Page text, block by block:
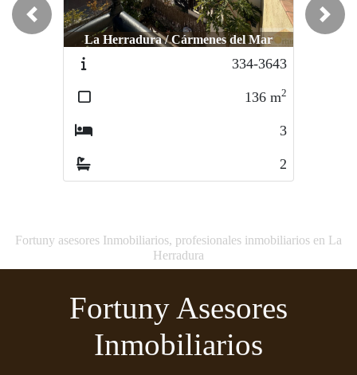
La Herradura / Cármenes del Mar
334-3643
136 m2
3
2
Previous Next
Fortuny asesores Inmobiliarios, profesionales inmobiliarios en La
Herradura
Fortuny Asesores
Inmobiliarios